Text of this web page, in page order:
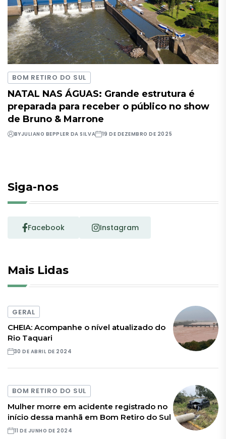
BOM RETIRO DO SUL
NATAL NAS ÁGUAS: Grande estrutura é
preparada para receber o público no show
de Bruno & Marrone
BYJULIANO BEPPLER DA SILVA 19 DE DEZEMBRO DE 2025
Siga-nos
Facebook Instagram
Mais Lidas
GERAL
CHEIA: Acompanhe o nível atualizado do
Rio Taquari
30 DE ABRIL DE 2024
BOM RETIRO DO SUL
Mulher morre em acidente registrado no
início dessa manhã em Bom Retiro do Sul
11 DE JUNHO DE 2024